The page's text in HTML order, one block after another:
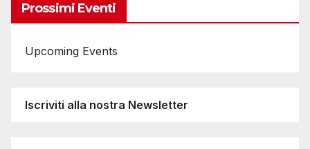
Prossimi Eventi
Upcoming Events
Iscriviti alla nostra Newsletter